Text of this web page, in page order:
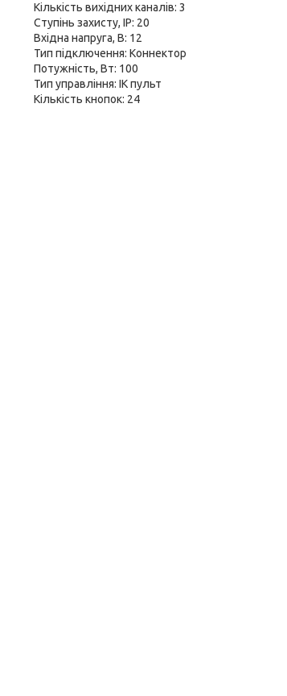
Кількість вихідних каналів: 3
Ступінь захисту, IP: 20
Вхідна напруга, В: 12
Тип підключення: Коннектор
Потужність, Вт: 100
Тип управління: ІК пульт
Кількість кнопок: 24